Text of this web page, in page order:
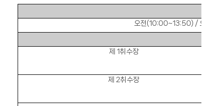
오전(10:00~13:50) / 오후
제 1취수장
제 2취수장